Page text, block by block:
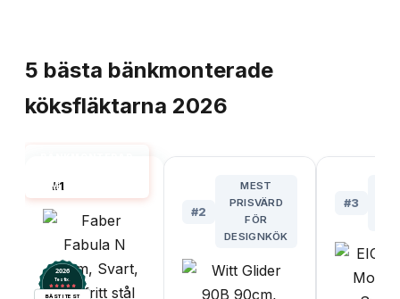
5 bästa bänkmonterade
köksfläktarna 2026
CM BÄST I TEST
#1
2026
Testix.
BÄST I TEST
#2
MEST
PRISVÄRD
FÖR
DESIGNKÖK
#3